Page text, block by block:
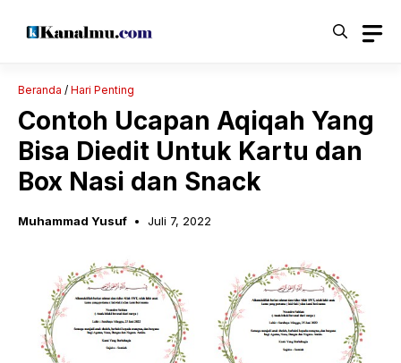
Beranda / Hari Penting
Contoh Ucapan Aqiqah Yang
Bisa Diedit Untuk Kartu dan
Box Nasi dan Snack
Muhammad Yusuf Juli 7, 2022